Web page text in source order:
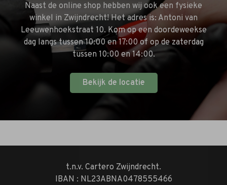
Naast de online shop hebben wij ook een fysieke
winkel in Zwijndrecht! Het adres is: Antoni van
Leeuwenhoekstraat 10. Kom op een doordeweekse
dag langs tussen 10:00 en 17:00 of op de zaterdag
tussen 10:00 en 14:00.
Bekijk de locatie
t.n.v. Cartero Zwijndrecht.
IBAN : NL23ABNA0478555466